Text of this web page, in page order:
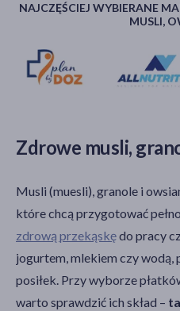
NAJCZĘŚCIEJ WYBIERANE
MUSLI,
Zdrowe musli,
Musli (muesli), granole i
które chcą przygotować
zdrową przekąskędo pracy
jogurtem, mlekiem czy
posiłek. Przy wyborze
warto sprawdzić ich skład –